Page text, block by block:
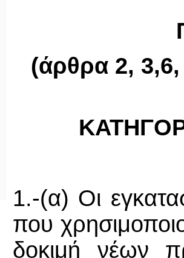
(άρθρα 2,
1.-(α) Οι
που
δοκιμή νέων